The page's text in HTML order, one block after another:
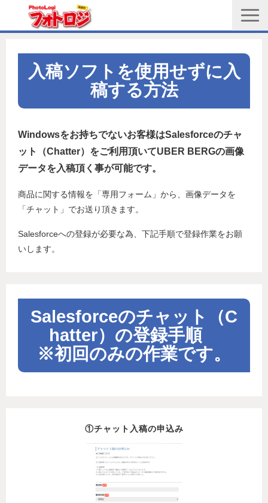
会社情報
メルマガ登録
写真館協会新規登録申込み
お問い合わせ
入稿ソフトを使用せずに入
稿する方法
Windowsをお持ちでないお客様はSalesforceのチャ
ット（Chatter） をご利用頂いてUBER BERGの画像
データを入稿頂く事が可能です。
商品に関する情報を「専用フォーム」から、画像データを
「チャット」でお送り頂きます。
Salesforceへの登録が必要な為、下記手順で登録作業をお願
いします。
Salesforceのチャット（C
hatter）の登録手順
※初回のみの作業です。
①チャット入稿の申込み